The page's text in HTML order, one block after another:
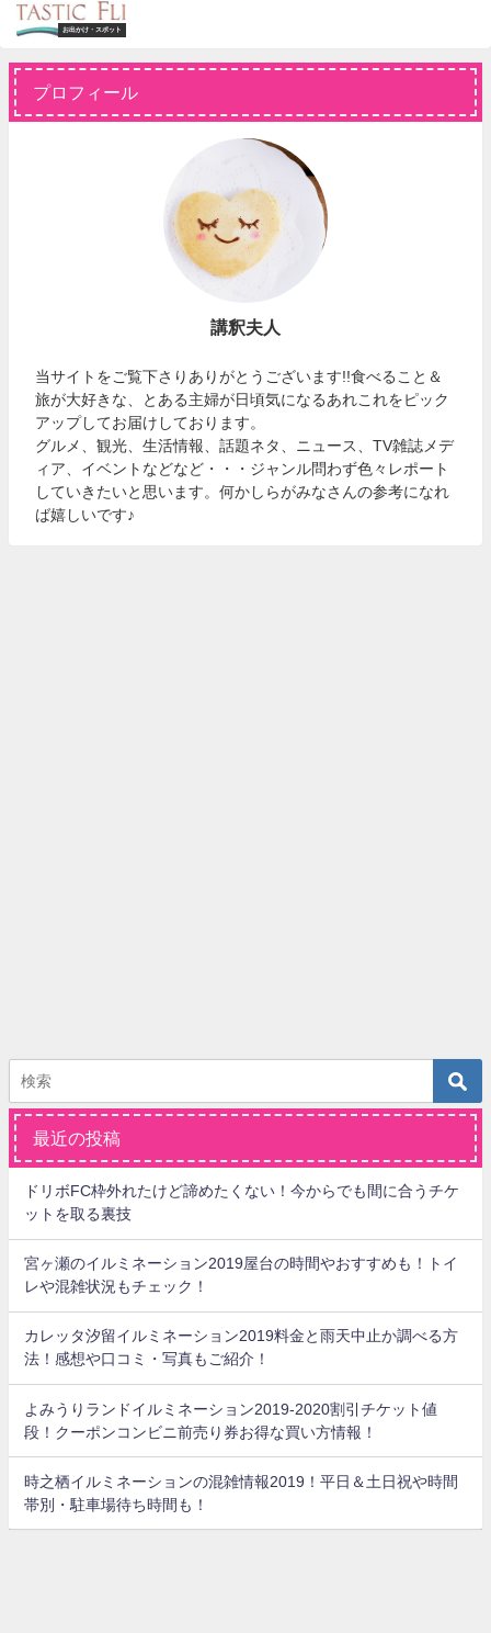
お出かけ・スポット
プロフィール
講釈夫人
当サイトをご覧下さりありがとうございます!!食べること＆
旅が大好きな、とある主婦が日頃気になるあれこれをピック
アップしてお届けしております。
グルメ、観光、生活情報、話題ネタ、ニュース、TV雑誌メデ
ィア、イベントなどなど・・・ジャンル問わず色々レポート
していきたいと思います。何かしらがみなさんの参考になれ
ば嬉しいです♪
最近の投稿
ドリボFC枠外れたけど諦めたくない！今からでも間に合うチケ
ットを取る裏技
宮ヶ瀬のイルミネーション2019屋台の時間やおすすめも！トイ
レや混雑状況もチェック！
カレッタ汐留イルミネーション2019料金と雨天中止か調べる方
法！感想や口コミ・写真もご紹介！
よみうりランドイルミネーション2019-2020割引チケット値
段！クーポンコンビニ前売り券お得な買い方情報！
時之栖イルミネーションの混雑情報2019！平日＆土日祝や時間
帯別・駐車場待ち時間も！